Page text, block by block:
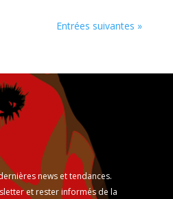
Entrées suivantes »
news et tendances.
et rester informés de la